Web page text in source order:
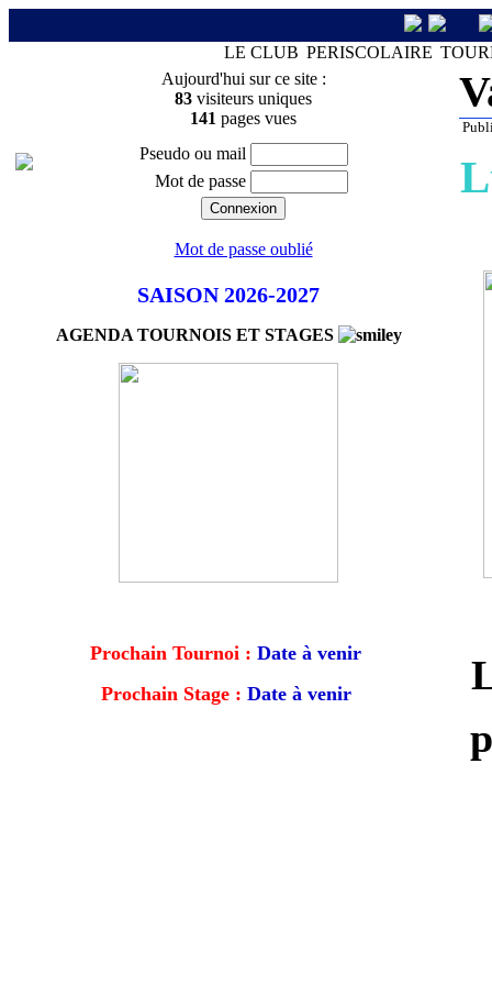
LE CLUB PERISCOLAIRE
Aujourd'hui sur ce site :
83 visiteurs uniques
141 pages vues
Pseudo ou mail
Mot de passe
Mot de passe oublié
SAISON 2026-2027
AGENDA TOURNOIS ET STAGES
Prochain Tournoi : Date à venir
Prochain Stage : Date à venir